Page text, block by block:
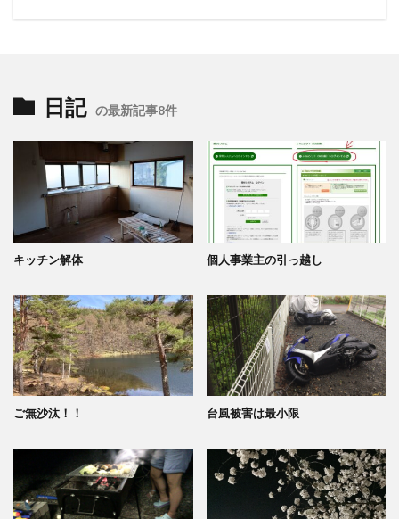
日記 の最新記事8件
キッチン解体 個人事業主の引っ越し
ご無沙汰！！ 台風被害は最小限